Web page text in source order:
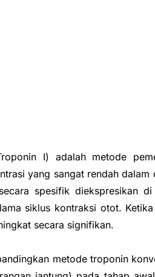
I) adalah metode
yang sangat rendah
spesifik diekspresikan
siklus kontraksi otot.
secara signifikan.
metode troponin